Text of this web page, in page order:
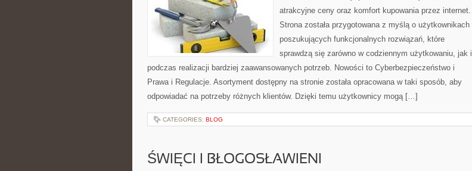
atrakcyjne ceny oraz komfort kupowania przez internet.
Strona została przygotowana z myślą o użytkownikach
poszukujących funkcjonalnych rozwiązań, które
sprawdzą się zarówno w codziennym użytkowaniu, jak i
podczas realizacji bardziej zaawansowanych potrzeb. Nowości to Cyberbezpieczeństwo i
Prawa i Regulacje. Asortyment dostępny na stronie została opracowana w taki sposób, aby
odpowiadać na potrzeby różnych klientów. Dzięki temu użytkownicy mogą […]
CATEGORIES: BLOG
ŚWIĘCI I BŁOGOSŁAWIENI